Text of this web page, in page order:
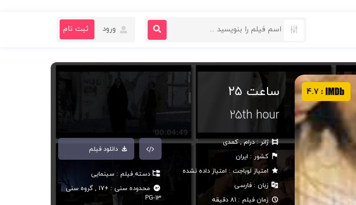
ورود ثبت نام
:
4.7 ساعت ۲۵
25th hour
ژانر درام ,کمدی
کشور
ایران
امتیاز لوباجت
امتیاز داده نشده
زبان
فارسی
زمان فیلم
81 دقیقه
دانلود فیلم
دسته فیلم
سینمایی
محدوده سنی
+17
, گروه سنی
PG-13